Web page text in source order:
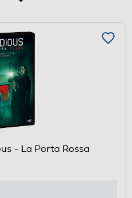
- La Porta Rossa